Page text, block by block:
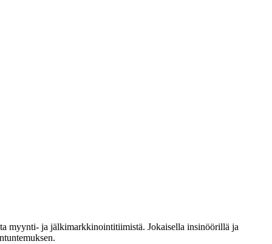
myynti- ja jälkimarkkinointitiimistä. Jokaisella insinöörillä ja